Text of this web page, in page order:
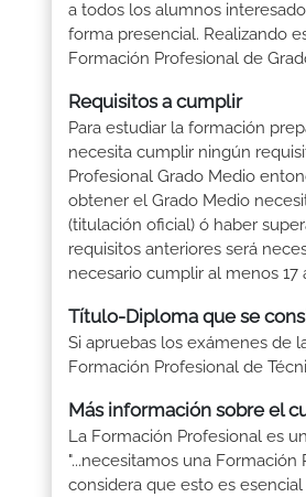
a todos los alumnos
forma presencial. Realizando
Formación Profesional de
Requisitos a cumplir
Para estudiar la formación
necesita cumplir ningún
Profesional Grado Medio
obtener el Grado Medio
(titulación oficial) ó haber
requisitos anteriores será
necesario cumplir al menos
Título-Diploma que se
Si apruebas los exámenes de
Formación Profesional de
Más información sobre el
La Formación Profesional es
"...necesitamos una
considera que esto es